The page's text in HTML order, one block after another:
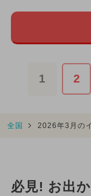
1 2
全国 2026年3月の
必見! お出